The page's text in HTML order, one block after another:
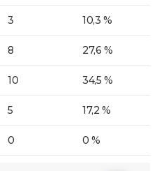
3 10,3 %
8 27,6 %
10 34,5 %
5 17,2 %
0 0 %